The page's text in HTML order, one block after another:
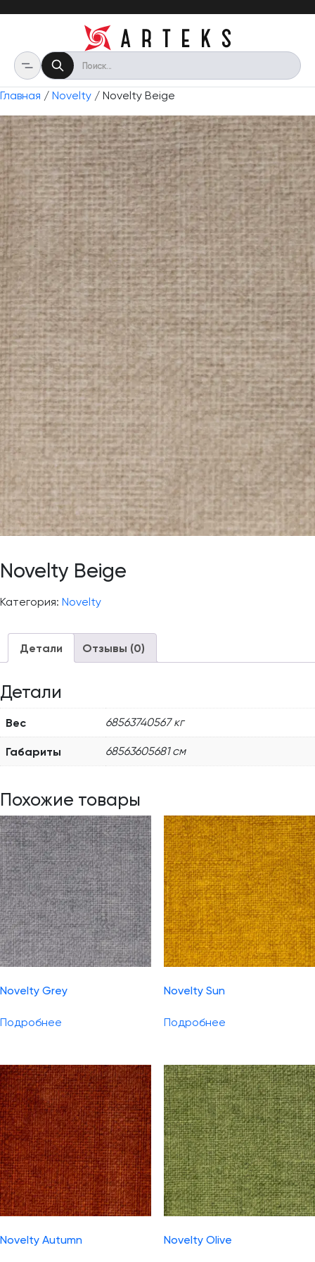
Главная / Novelty / Novelty Beige
Novelty Beige
Категория: Novelty
Детали Отзывы (0)
Детали
Вес 68563740567 кг
Габариты 68563605681 см
Похожие товары
Novelty Grey
Подробнее
Novelty Sun
Подробнее
Novelty Autumn Novelty Olive